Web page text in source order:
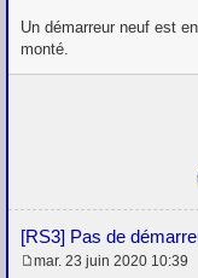
Un démarreur neuf est
monté.
[RS3] Pas de
mar. 23 juin 2020 10:39